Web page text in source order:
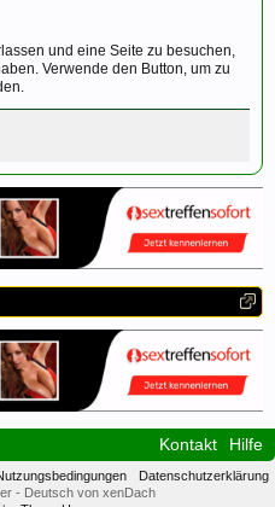
und eine Seite zu besuchen,
Verwende den Button, um zu
Kontakt Hilfe
Datenschutzerklärung
- Deutsch von xenDach